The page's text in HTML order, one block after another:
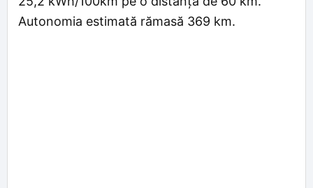
Autonomia estimată rămasă 369 km.